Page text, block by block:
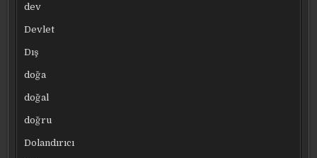
dev
Devlet
Dış
doğa
doğal
doğru
Dolandırıcı